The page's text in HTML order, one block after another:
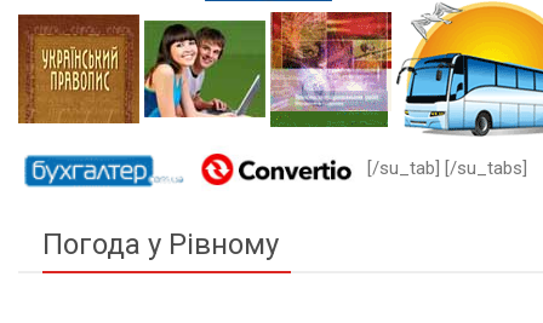
[/su_tab] [/su_tabs]
Погода у Рівному